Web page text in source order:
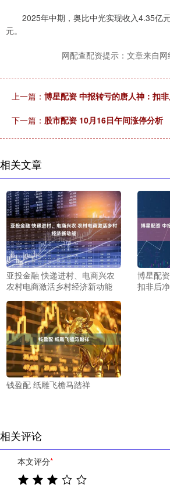
2025年中期，奥比中光实现收入4.35亿
元。
网配查配资提示：文章来自网
上一篇： 博星配资 中报转亏的唐人神：扣
下一篇： 股市配资 10月16日午间涨停分析
相关文章
亚投金融 快递进村、电商兴农
农村电商激活乡村经济新动能
博星配
扣非后
钱盈配 纸雕飞檐马踏祥
相关评论
本文评分*